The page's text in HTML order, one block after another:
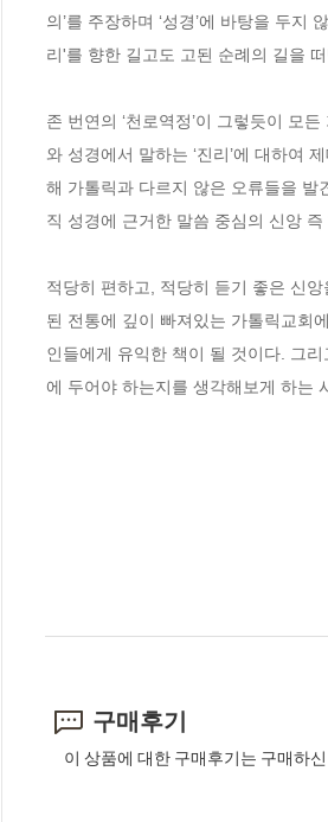
의’를 주장하며 ‘성경’에 바탕을 두지
리'를 향한 길고도 고된 순례의 길을 떠
존 번연의 ‘천로역정’이 그렇듯이 모
와 성경에서 말하는 ‘진리’에 대하여
해 가톨릭과 다르지 않은 오류들을 발
직 성경에 근거한 말씀 중심의 신앙 즉
적당히 편하고, 적당히 듣기 좋은 신
된 전통에 깊이 빠져있는 가톨릭교회
인들에게 유익한 책이 될 것이다. 그
에 두어야 하는지를 생각해보게 하는
구매후기
이 상품에 대한 구매후기는 구매하